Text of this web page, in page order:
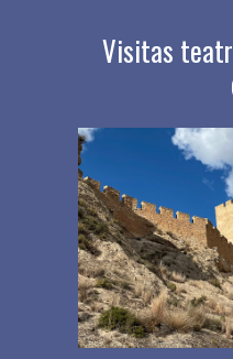
Visitas